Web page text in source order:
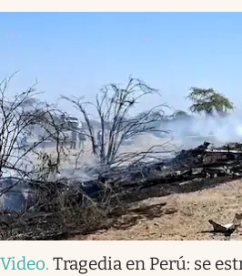
Video. Tragedia en Perú: se